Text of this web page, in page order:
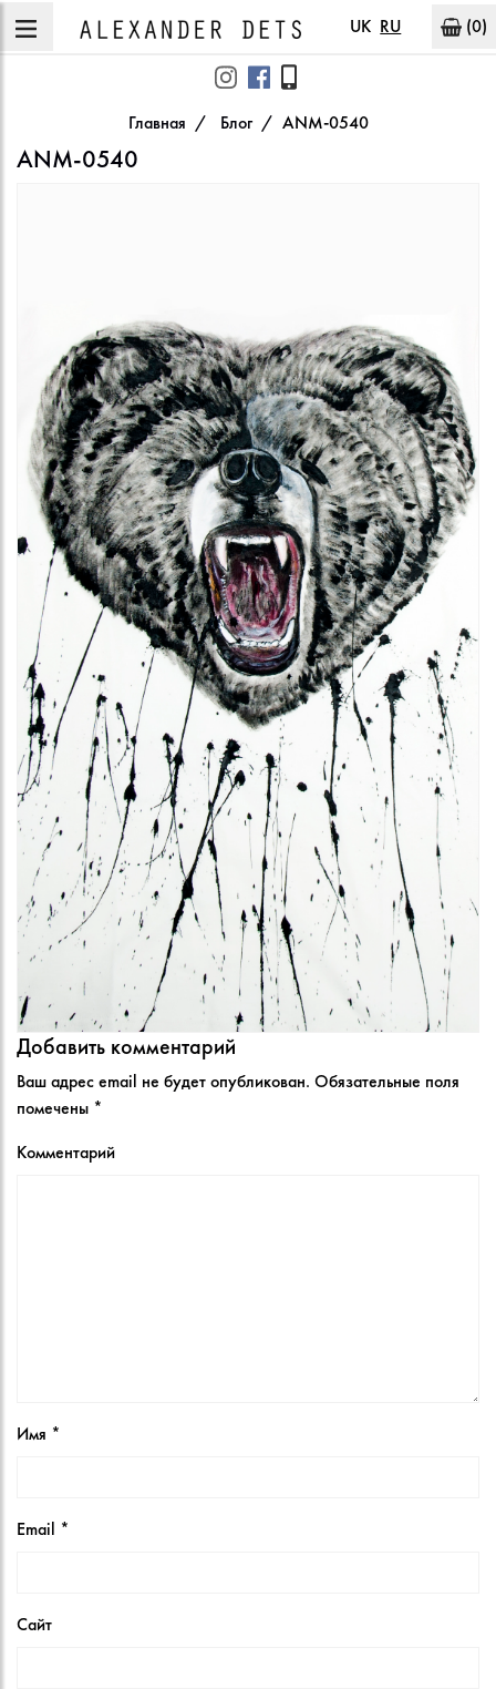
UK RU (0)
Главная Блог ANM-0540
ANM-0540
Добавить комментарий
Ваш адрес email не будет опубликован. Обязательные поля
помечены *
Комментарий
Имя *
Email *
Сайт